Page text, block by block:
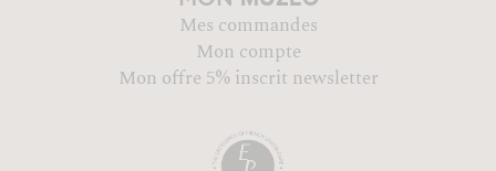
Mes commandes
Mon compte
Mon offre 5% inscrit newsletter